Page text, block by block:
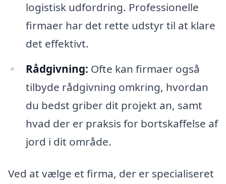
logistisk udfordring. Professionelle
firmaer har det rette udstyr til at klare
det effektivt.
Rådgivning: Ofte kan firmaer også
tilbyde rådgivning omkring, hvordan
du bedst griber dit projekt an, samt
hvad der er praksis for bortskaffelse af
jord i dit område.
Ved at vælge et firma, der er specialiseret